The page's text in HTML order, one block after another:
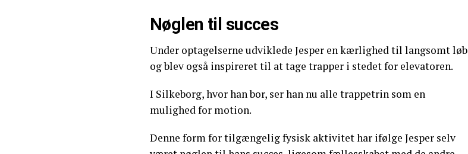
Nøglen til succes
Under optagelserne udviklede Jesper en kærlighed til langsomt løb
og blev også inspireret til at tage trapper i stedet for elevatoren.
I Silkeborg, hvor han bor, ser han nu alle trappetrin som en
mulighed for motion.
Denne form for tilgængelig fysisk aktivitet har ifølge Jesper selv